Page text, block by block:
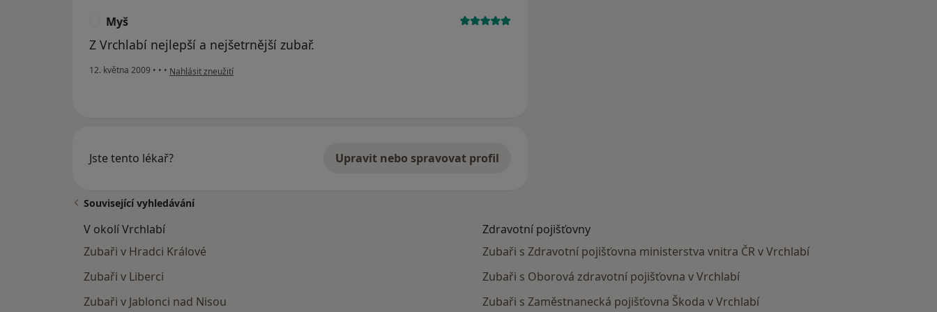
Myš
Z Vrchlabí nejlepší a nejšetrnější zubař.
12. května 2009 • • • podle názoru uživatele Myš
Nahlásit zneužití
Jste tento lékař? Upravit nebo spravovat profil
Související vyhledávání
V okolí Vrchlabí
Zubaři v Hradci Králové
Zubaři v Liberci
Zubaři v Jablonci nad Nisou
Zdravotní pojišťovny
Zubaři s Zdravotní pojišťovna ministerstva vnitra ČR v Vrchlabí
Zubaři s Oborová zdravotní pojišťovna v Vrchlabí
Zubaři s Zaměstnanecká pojišťovna Škoda v Vrchlabí